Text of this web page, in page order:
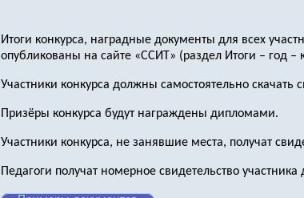
Итоги конкурса, наградные документы для всех
опубликованы на сайте «ССИТ» (раздел Итоги – год
Участники конкурса должны самостоятельно
Призёры конкурса будут награждены дипломами.
Участники конкурса, не занявшие места, получат
Педагоги получат номерное свидетельство